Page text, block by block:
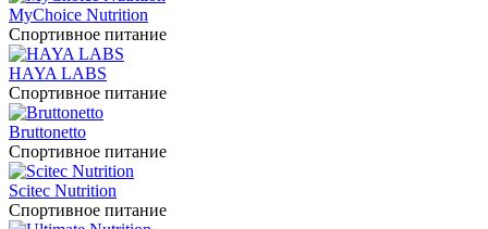
MyChoice Nutrition
Спортивное питание
HAYA LABS
Спортивное питание
Bruttonetto
Спортивное питание
Scitec Nutrition
Спортивное питание